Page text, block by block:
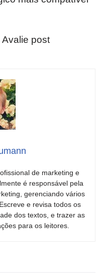
Avalie post
de marketing e
é responsável pela
gerenciando vários
e revisa todos os
dos textos, e trazer as
para os leitores.